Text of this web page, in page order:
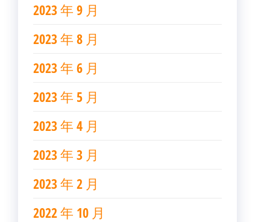
2023 年 9 月
2023 年 8 月
2023 年 6 月
2023 年 5 月
2023 年 4 月
2023 年 3 月
2023 年 2 月
2022 年 10 月